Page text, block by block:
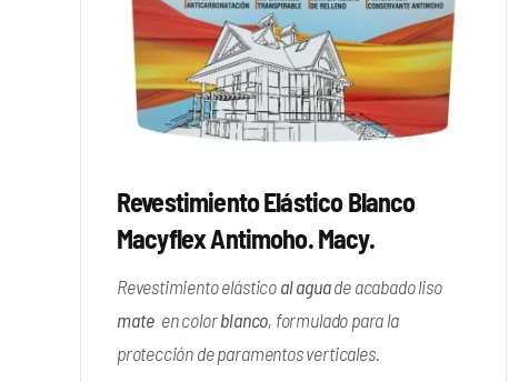
Revestimiento Elástico Blanco
Macyflex Antimoho. Macy.
Revestimiento elásticoal aguade acabado liso
mate en colorblanco, formulado para la
protección de paramentos verticales.